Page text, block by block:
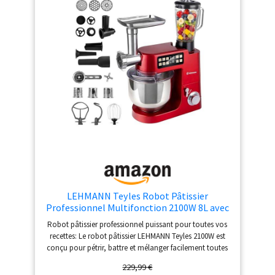
faire réparer votre produit dans notre réseau de 6 200
centres de réparation dans le monde entier pour qu'il
dure plus longtemps.
LEHMANN Teyles Robot Pâtissier
Professionnel Multifonction 2100W 8L avec
Balance Intégrée et Bol Chauffant, Pétrin à
Pain et Pizza, Blender Verre 1,5L, Hachoir à
Viande, Rouge
Robot pâtissier professionnel puissant pour toutes vos
recettes: Le robot pâtissier LEHMANN Teyles 2100W est
conçu pour pétrir, battre et mélanger facilement toutes
pizza, brioche, pâtisserie, crèmes et farces. Son système
229,99 €